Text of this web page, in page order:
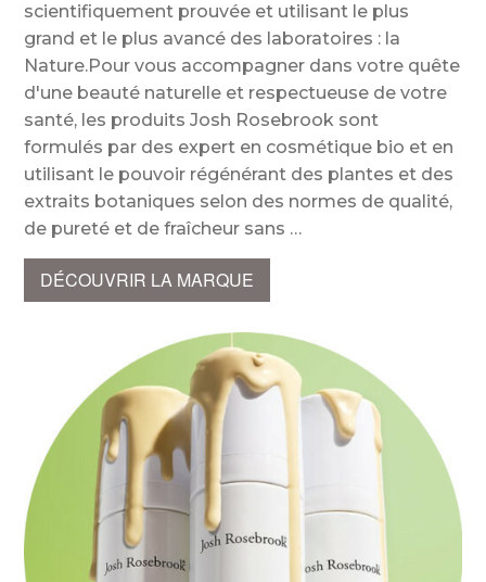
scientifiquement prouvée et utilisant le plus
grand et le plus avancé des laboratoires : la
Nature.Pour vous accompagner dans votre quête
d'une beauté naturelle et respectueuse de votre
santé, les produits Josh Rosebrook sont
formulés par des expert en cosmétique bio et en
utilisant le pouvoir régénérant des plantes et des
extraits botaniques selon des normes de qualité,
de pureté et de fraîcheur sans
DÉCOUVRIR LA MARQUE